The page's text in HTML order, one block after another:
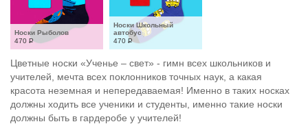
Носки Рыболов
470 Р
Носки Школьный
автобус
470 Р
Цветные носки «Ученье – свет» - гимн всех школьников и
учителей, мечта всех поклонников точных наук, а какая
красота неземная и непередаваемая! Именно в таких носках
должны ходить все ученики и студенты, именно такие носки
должны быть в гардеробе у учителей!